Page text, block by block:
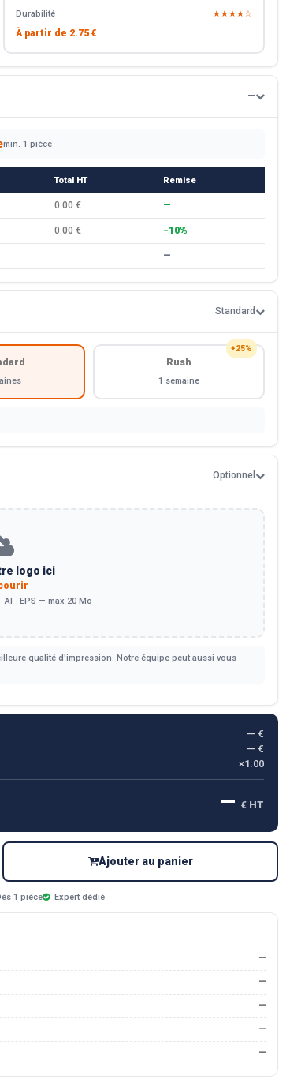
Durabilité
★★★★☆
À partir de 2.75 €
—
min. 1 pièce
Total HT Remise
0.00 € —
0.00 € −10%
—
Standard
+25%
Rush
1 semaine
Optionnel
logo ici
AI · EPS — max 20 Mo
qualité d'impression. Notre équipe peut aussi vous
— €
— €
×1.00
— € HT
Ajouter au panier
1 pièce Expert dédié
—
—
—
—
—